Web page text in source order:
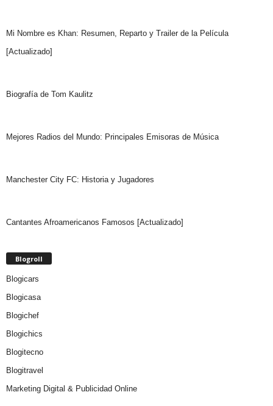
Mi Nombre es Khan: Resumen, Reparto y Trailer de la Película
[Actualizado]
Biografía de Tom Kaulitz
Mejores Radios del Mundo: Principales Emisoras de Música
Manchester City FC: Historia y Jugadores
Cantantes Afroamericanos Famosos [Actualizado]
Blogroll
Blogicars
Blogicasa
Blogichef
Blogichics
Blogitecno
Blogitravel
Marketing Digital & Publicidad Online